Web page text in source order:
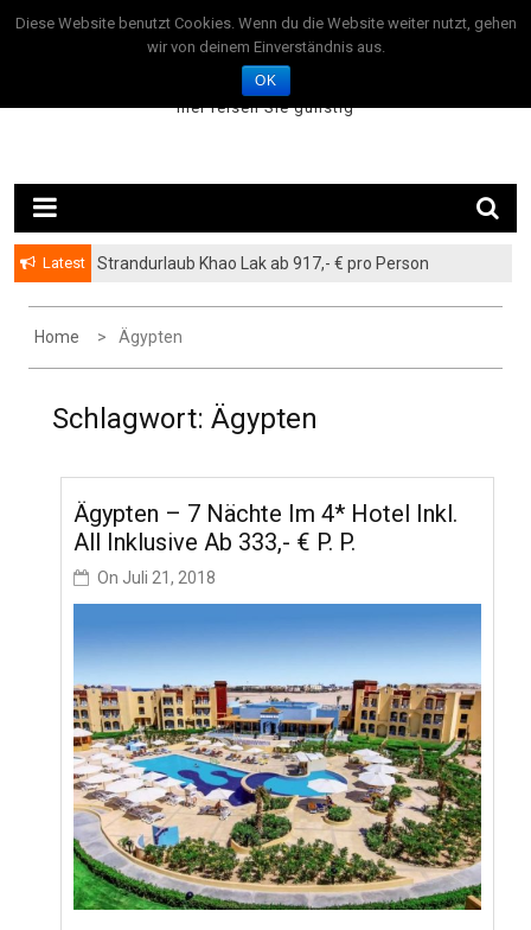
August 8, 2026
TravelOffer24.com
– hier reisen Sie günstig –
Latest Strandurlaub Khao Lak ab 917,- € pro Person
Home Ägypten
Schlagwort: Ägypten
Ägypten – 7 Nächte Im 4* Hotel Inkl.
All Inklusive Ab 333,- € P. P.
On Juli 21, 2018
Diese Website benutzt Cookies. Wenn du die Website weiter nutzt, gehen
wir von deinem Einverständnis aus.
OK